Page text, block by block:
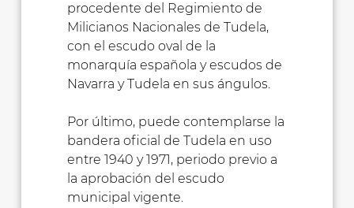
procedente del Regimiento de
Milicianos Nacionales de Tudela,
con el escudo oval de la
monarquía española y escudos de
Navarra y Tudela en sus ángulos.
Por último, puede contemplarse la
bandera oficial de Tudela en uso
entre 1940 y 1971, periodo previo a
la aprobación del escudo
municipal vigente.